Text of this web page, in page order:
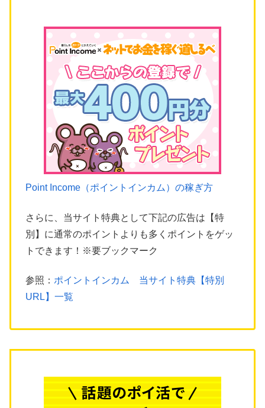
Point Income（ポイントインカム）の稼ぎ方
さらに、当サイト特典として下記の広告は【特
別】に通常のポイントよりも多くポイントをゲッ
トできます！※要ブックマーク
参照： ポイントインカム 当サイト特典【特別
URL】一覧